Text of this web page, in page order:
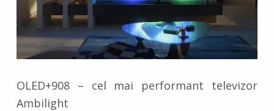
OLED+908 – cel mai performant televizor
Ambilight